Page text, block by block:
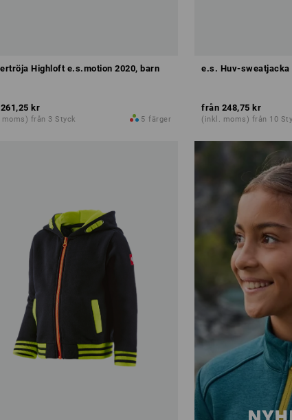
Highloft e.s.motion 2020, barn
261,25 kr
från 3 Styck 5 färger
e.s. Huv-
från 248,75 kr
(inkl. moms) från 10